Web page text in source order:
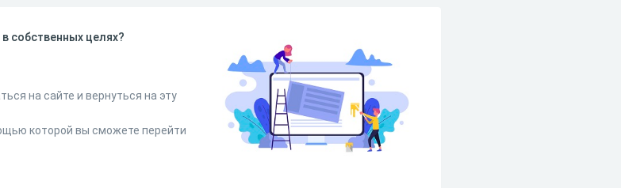
собственных целях?
на сайте и вернуться на эту
которой вы сможете перейти